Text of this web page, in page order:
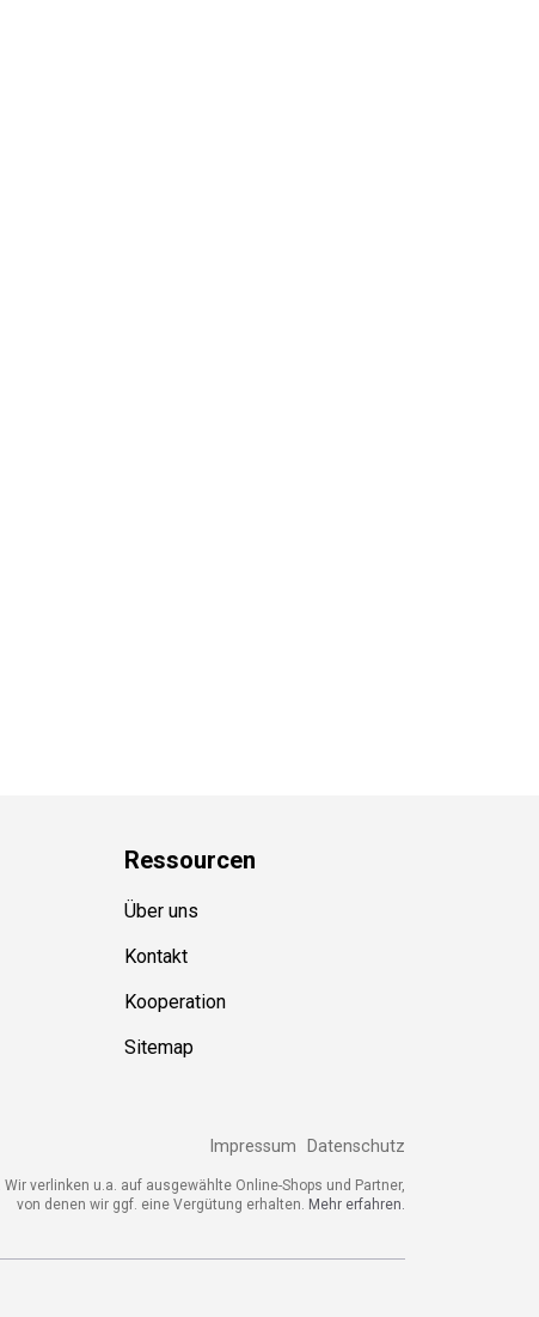
Ressourcen
Über uns
Kontakt
Kooperation
Sitemap
Impressum Datenschutz
verlinken u.a. auf ausgewählte Online-Shops und Partner,
von denen wir ggf. eine Vergütung erhalten.
Mehr erfahren.